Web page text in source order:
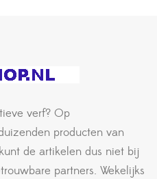
verf? Op
producten van
de artikelen dus niet bij
partners. Wekelijks